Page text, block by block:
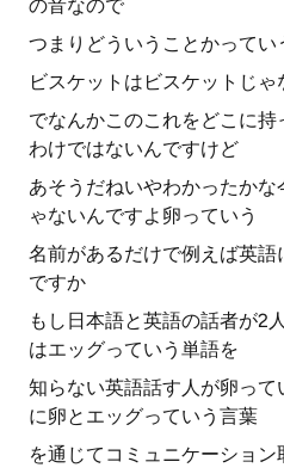
の音なので
つまりどういうことかってい
ビスケットはビスケットじゃ
でなんかこのこれをどこに持
わけではないんですけど
あそうだねいやわかったか
ゃないんですよ卵っていう
名前があるだけで例えば英
ですか
もし日本語と英語の話者が2
はエッグっていう単語を
知らない英語話す人が卵って
に卵とエッグっていう言葉
を通じてコミュニケーショ